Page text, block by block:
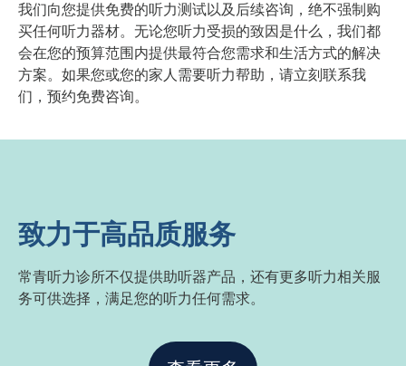
我们向您提供免费的听力测试以及后续咨询，绝不强制购
买任何听力器材。无论您听力受损的致因是什么，我们都
会在您的预算范围内提供最符合您需求和生活方式的解决
方案。如果您或您的家人需要听力帮助，请立刻联系我
们，预约免费咨询。
致力于高品质服务
常青听力诊所不仅提供助听器产品，还有更多听力相关服
务可供选择，满足您的听力任何需求。